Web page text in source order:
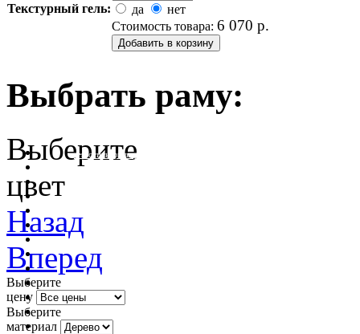
Текстурный гель:
да
нет
Стоимость товара: 6 070 р.
Выбрать раму:
очистить фильтр цвета
Выберите
цвет
Назад
Вперед
Выберите
цену
Выберите
материал